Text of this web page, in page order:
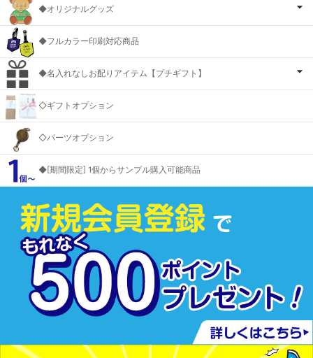
◆オリジナルグッズ
◆フルカラー印刷対応商品
◆名入れなしお配りアイテム【プチギフト】
◇ギフトオプション
◇パーツオプション
◆[期間限定] 1個からサンプル購入可能商品